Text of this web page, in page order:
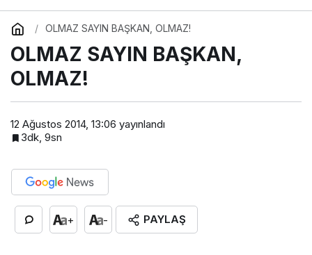
OLMAZ SAYIN BAŞKAN, OLMAZ!
OLMAZ SAYIN BAŞKAN,
OLMAZ!
12 Ağustos 2014, 13:06 yayınlandı
3dk, 9sn
+ - PAYLAŞ